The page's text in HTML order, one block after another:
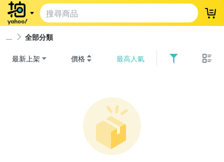
登
全部分類
最新上架 價格 最高人氣